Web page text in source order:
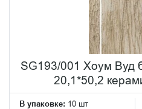
SG193/001 Хоум Вуд
20,1*50,2
В упаковке: 10 шт